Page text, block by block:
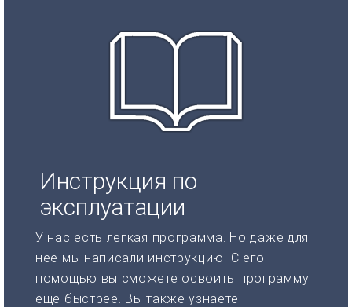
Инструкция по
эксплуатации
У нас есть легкая программа. Но даже для
нее мы написали инструкцию. С его
помощью вы сможете освоить программу
еще быстрее. Вы также узнаете